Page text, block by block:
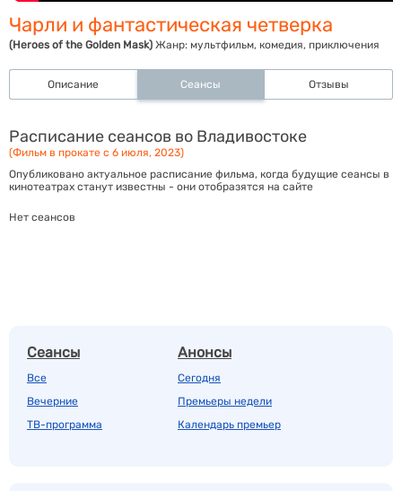
Чарли и фантастическая четверка
(Heroes of the Golden Mask) Жанр: мультфильм, комедия, приключения
Описание Сеансы Отзывы
Расписание сеансов во Владивостоке
(Фильм в прокате с 6 июля, 2023)
Опубликовано актуальное расписание фильма, когда будущие сеансы в
кинотеатрах станут известны - они отобразятся на сайте
Нет сеансов
Сеансы
Все
Вечерние
ТВ-программа
Анонсы
Сегодня
Премьеры недели
Календарь премьер